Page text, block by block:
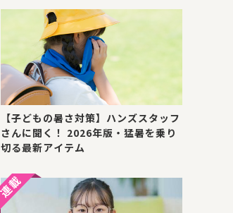
【子どもの暑さ対策】ハンズスタッフ
さんに聞く！ 2026年版・猛暑を乗り
切る最新アイテム